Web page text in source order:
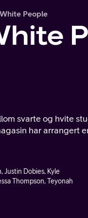
People
svarte og hvite
har arrangert
Justin Dobies, Kyle
Thompson, Teyonah